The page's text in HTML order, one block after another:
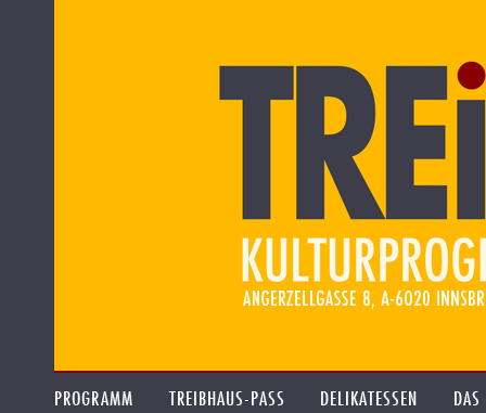
PROGRAMM TREIBHAUS-PASS DELIKATESSEN